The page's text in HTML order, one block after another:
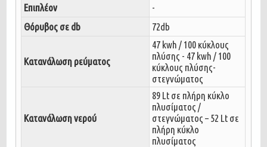
Επιπλέον
-
Θόρυβος σε db
72db
Κατανάλωση ρεύματος
47 kwh / 100 κύκλους
πλύσης - 47 kwh / 100
κύκλους πλύσης-
στεγνώματος
Kατανάλωση νερού
89 Lt σε πλήρη κύκλο
πλυσίματος /
στεγνώματος – 52 Lt σε
πλήρη κύκλο
πλυσίματος